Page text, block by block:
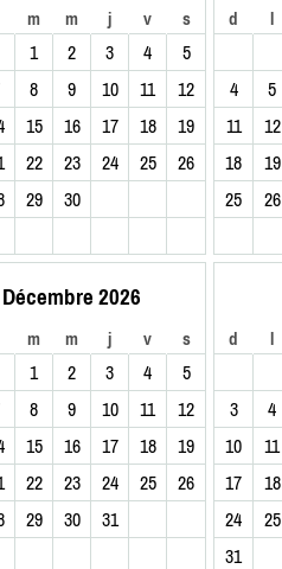
m m j v s
1 2 3 4
5
8 9 10 11
12
15 16 17 18
19
22 23 24 25
26
29 30
d l
4
5
11
12
18
19
25
26
Décembre 2026
m m j v s
1 2 3 4
5
8 9 10 11
12
15 16 17 18
19
22 23 24 25
26
29 30 31
d l
3
4
10
11
17
18
24
25
31